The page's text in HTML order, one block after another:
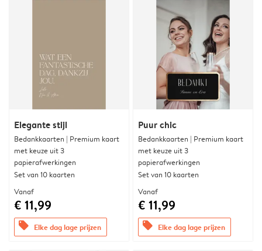
Elegante stijl
Bedankkaarten | Premium kaart
met keuze uit 3
papierafwerkingen
Set van 10 kaarten
Vanaf
€ 11,99
offers Elke dag lage prijzen
Puur chic
Bedankkaarten | Premium kaart
met keuze uit 3
papierafwerkingen
Set van 10 kaarten
Vanaf
€ 11,99
offers Elke dag lage prijzen